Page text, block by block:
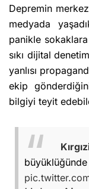
Depremin
medyada
panikle
sıkı dijital
yanlısı
ekip
bilgiyi teyit
büyüklüğünde